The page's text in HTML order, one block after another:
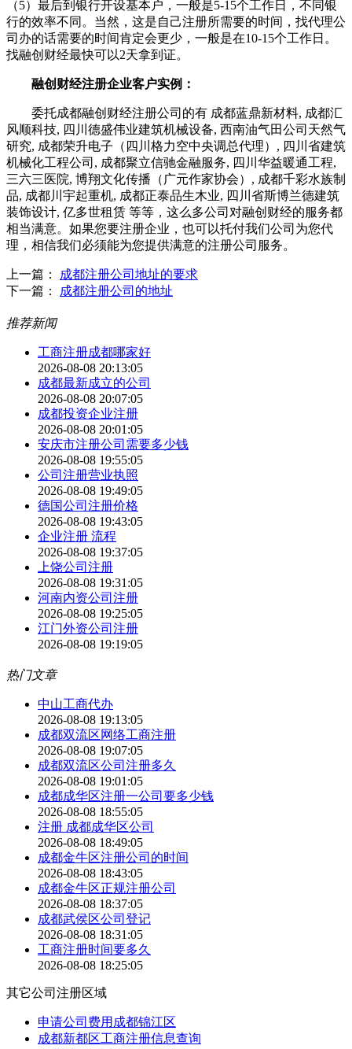
（5）最后到银行开设基本户，一般是5-15个工作日，不同银
行的效率不同。当然，这是自己注册所需要的时间，找代理公
司办的话需要的时间肯定会更少，一般是在10-15个工作日。
找融创财经最快可以2天拿到证。
融创财经注册企业客户实例：
委托成都融创财经注册公司的有 成都蓝鼎新材料, 成都汇
风顺科技, 四川德盛伟业建筑机械设备, 西南油气田公司天然气
研究, 成都荣升电子（四川格力空中央调总代理）, 四川省建筑
机械化工程公司, 成都聚立信驰金融服务, 四川华益暖通工程,
三六三医院, 博翔文化传播（广元作家协会）, 成都千彩水族制
品, 成都川宇起重机, 成都正泰品生木业, 四川省斯博兰德建筑
装饰设计, 亿多世租赁 等等，这么多公司对融创财经的服务都
相当满意。如果您要注册企业，也可以托付我们公司为您代
理，相信我们必须能为您提供满意的注册公司服务。
上一篇：
成都注册公司地址的要求
下一篇：
成都注册公司的地址
推荐新闻
工商注册成都哪家好
2026-08-08 20:13:05
成都最新成立的公司
2026-08-08 20:07:05
成都投资企业注册
2026-08-08 20:01:05
安庆市注册公司需要多少钱
2026-08-08 19:55:05
公司注册营业执照
2026-08-08 19:49:05
德国公司注册价格
2026-08-08 19:43:05
企业注册 流程
2026-08-08 19:37:05
上饶公司注册
2026-08-08 19:31:05
河南内资公司注册
2026-08-08 19:25:05
江门外资公司注册
2026-08-08 19:19:05
热门文章
中山工商代办
2026-08-08 19:13:05
成都双流区网络工商注册
2026-08-08 19:07:05
成都双流区公司注册多久
2026-08-08 19:01:05
成都成华区注册一公司要多少钱
2026-08-08 18:55:05
注册 成都成华区公司
2026-08-08 18:49:05
成都金牛区注册公司的时间
2026-08-08 18:43:05
成都金牛区正规注册公司
2026-08-08 18:37:05
成都武侯区公司登记
2026-08-08 18:31:05
工商注册时间要多久
2026-08-08 18:25:05
其它公司注册区域
申请公司费用成都锦江区
成都新都区工商注册信息查询